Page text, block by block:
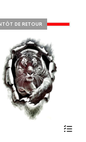
DE RETOUR